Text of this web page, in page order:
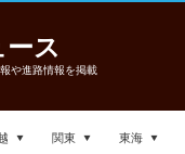
ス
や進路情報を掲載
関東 東海